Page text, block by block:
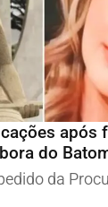
após
do
da